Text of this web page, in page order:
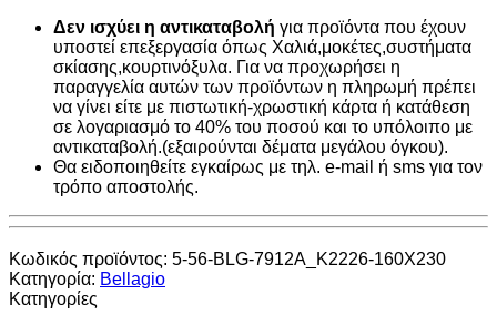
Δεν ισχύει η αντικαταβολή για προϊόντα που έχουν
υποστεί επεξεργασία όπως Χαλιά,μοκέτες,συστήματα
σκίασης,κουρτινόξυλα. Για να προχωρήσει η
παραγγελία αυτών των προϊόντων η πληρωμή πρέπει
να γίνει είτε με πιστωτική-χρωστική κάρτα ή κατάθεση
σε λογαριασμό το 40% του ποσού και το υπόλοιπο με
αντικαταβολή.(εξαιρούνται δέματα μεγάλου όγκου).
Θα ειδοποιηθείτε εγκαίρως με τηλ. e-mail ή sms για τον
τρόπο αποστολής.
Κωδικός προϊόντος: 5-56-BLG-7912A_K2226-160X230
Κατηγορία: Bellagio
Κατηγορίες